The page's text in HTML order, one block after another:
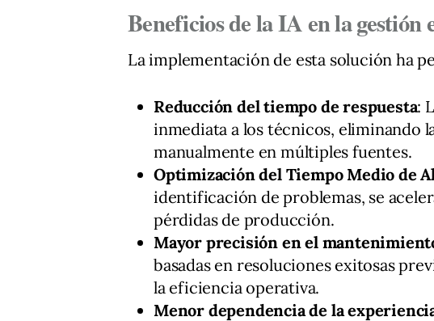
Beneficios de la IA en la gestión
La implementación de esta solución ha
Reducción del tiempo de respuesta:
inmediata a los técnicos, eliminando
manualmente en múltiples fuentes.
Optimización del Tiempo Medio de
identificación de problemas, se
pérdidas de producción.
Mayor precisión en el
basadas en resoluciones exitosas
la eficiencia operativa.
Menor dependencia de la